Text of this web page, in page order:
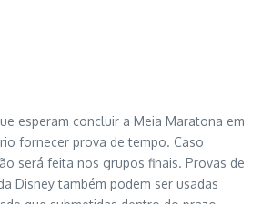
esperam concluir a Meia Maratona em
fornecer prova de tempo. Caso
será feita nos grupos finais. Provas de
Disney também podem ser usadas